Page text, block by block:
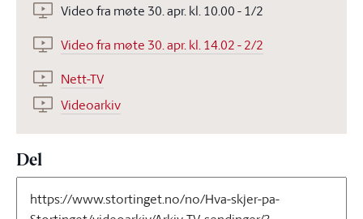
Video fra møte 30. apr. kl. 10.00 - 1/2
Video fra møte 30. apr. kl. 14.02 - 2/2
Nett-TV
Videoarkiv
Del